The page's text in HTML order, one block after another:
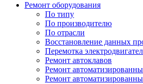
Ремонт оборудования
По типу
По производителю
По отрасли
Восстановление данных
Перемотка
Ремонт автоклавов
Ремонт
Ремонт